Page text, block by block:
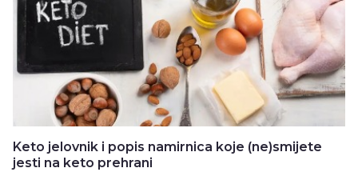
Keto jelovnik i popis namirnica koje (ne)smijete
jesti na keto prehrani